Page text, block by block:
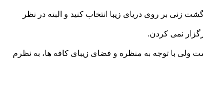
بر روی دریای زیبا انتخاب کنید و البته در نظر
نمی کردن.
ولی با توجه به منظره و فضای زیبای کافه ها، به نظرم